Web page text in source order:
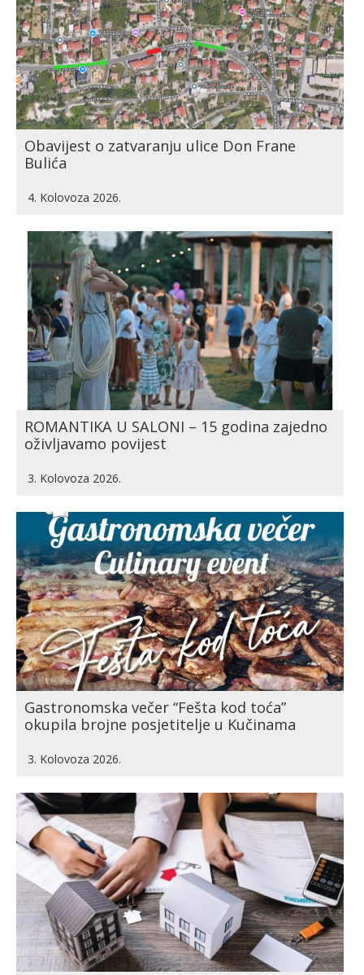
Obavijest o zatvaranju ulice Don Frane
Bulića
4. Kolovoza 2026.
ROMANTIKA U SALONI – 15 godina zajedno
oživljavamo povijest
3. Kolovoza 2026.
Gastronomska večer “Fešta kod toća”
okupila brojne posjetitelje u Kučinama
3. Kolovoza 2026.